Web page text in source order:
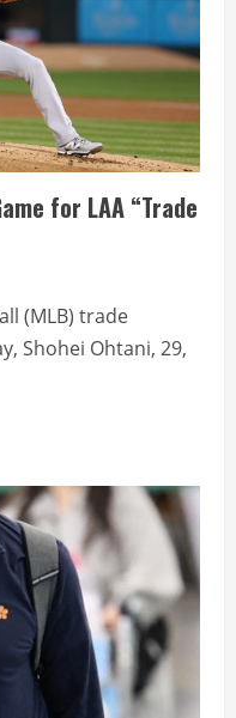
for LAA “Trade
(MLB) trade
Shohei Ohtani, 29,